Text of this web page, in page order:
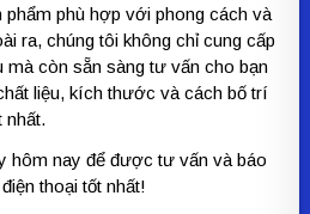
phẩm phù hợp với phong cách và
ra, chúng tôi không chỉ cung cấp
mà còn sẵn sàng tư vấn cho bạn
liệu, kích thước và cách bố trí
nhất.
hôm nay để được tư vấn và báo
thoại tốt nhất!